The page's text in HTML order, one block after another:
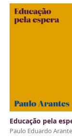
Paulo Eduardo